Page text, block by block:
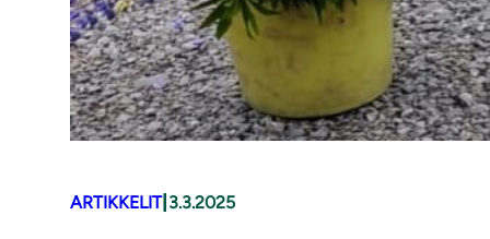
ARTIKKELIT| 3.3.2025